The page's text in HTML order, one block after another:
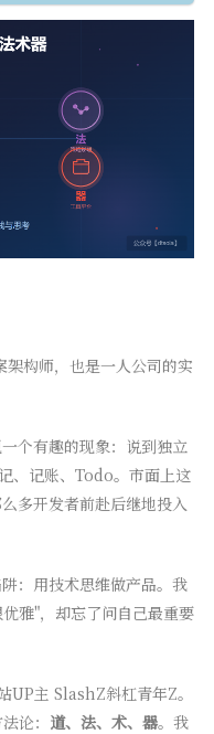
构师，也是一人公司的实
个有趣的现象：说到独立
、记账、Todo。市面上这
多开发者前赴后继地投入
：用技术思维做产品。我
雅"，却忘了问自己最重要
UP主 SlashZ斜杠青年Z。
论： 道、法、术、器。我